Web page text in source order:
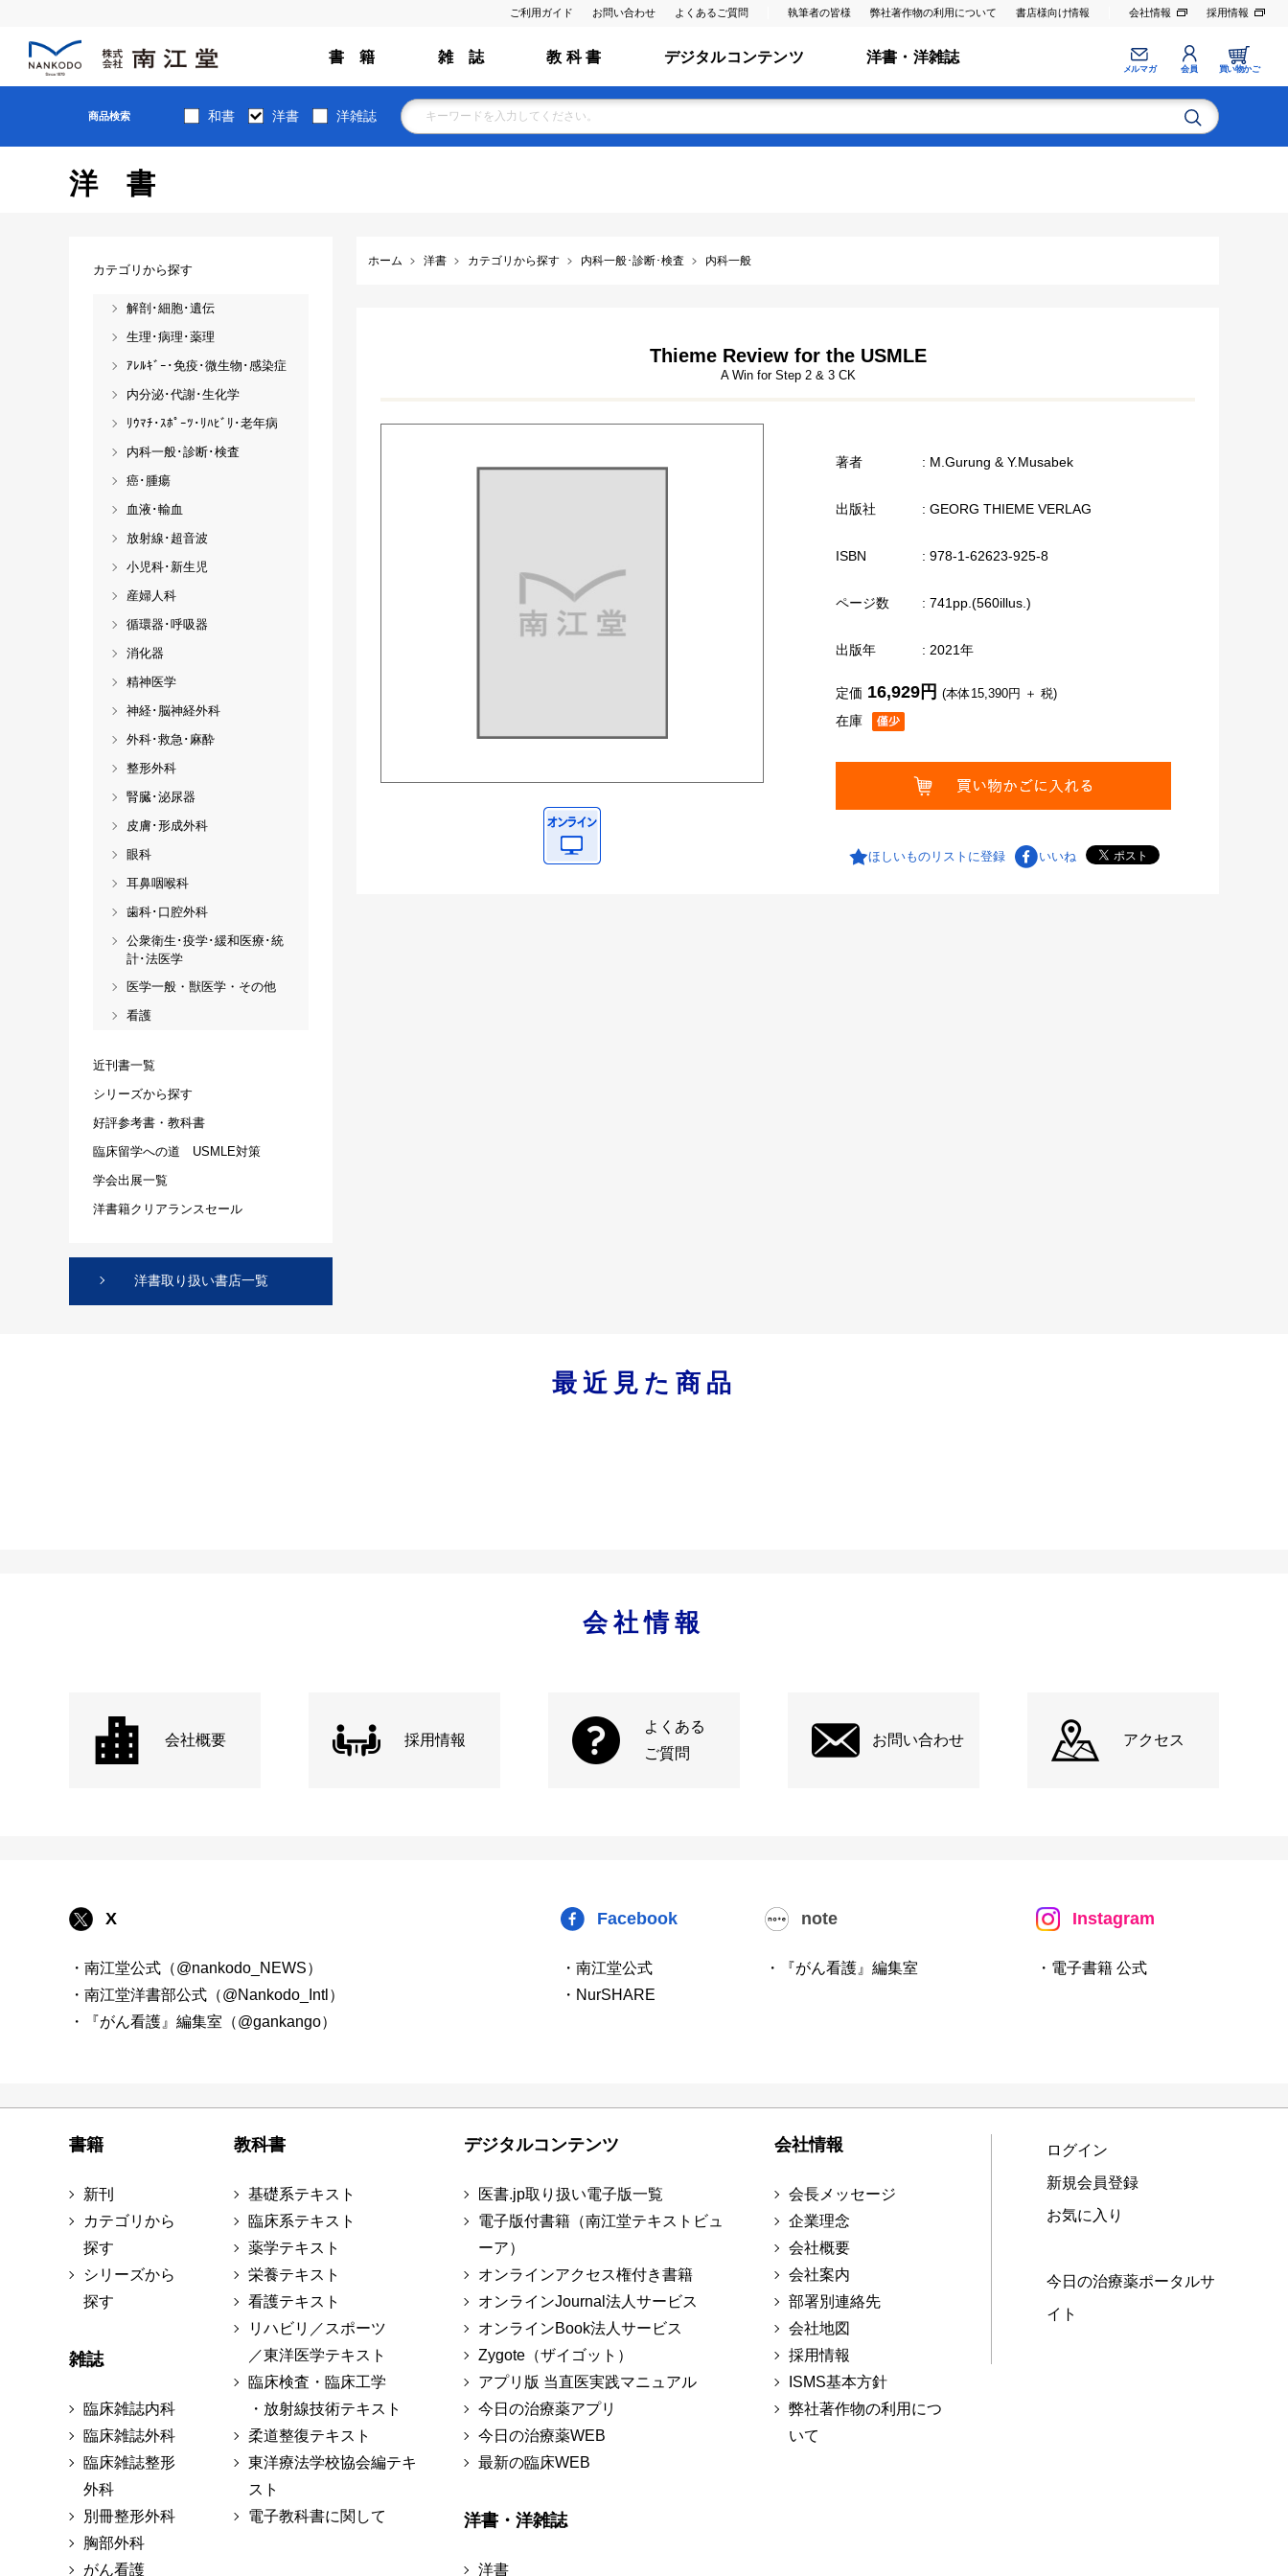
ご利用ガイド お問い合わせ よくあるご質問 執筆者の皆様 弊社著作物の利用について 書店様向け情報 会社情報 採用情報
書 籍 雑 誌 教 科 書 デジタルコンテンツ 洋書・洋雑誌
メルマガ 会員 買い物かご
商品検索 和書 洋書 洋雑誌
洋書
ホーム 洋書 カテゴリから探す 内科一般･診断･検査 内科一般
Thieme Review for the USMLE
A Win for Step 2 & 3 CK
著者 : M.Gurung & Y.Musabek
出版社 : GEORG THIEME VERLAG
ISBN : 978-1-62623-925-8
ページ数 : 741pp.(560illus.)
出版年 : 2021年
在庫
定価 16,929円 (本体15,390円 ＋ 税)
ほしいものリストに登録 いいね
カテゴリから探す
解剖･細胞･遺伝
生理･病理･薬理
ｱﾚﾙｷﾞｰ･免疫･微生物･感染症
内分泌･代謝･生化学
ﾘｳﾏﾁ･ｽﾎﾟｰﾂ･ﾘﾊﾋﾞﾘ･老年病
内科一般･診断･検査
癌･腫瘍
血液･輸血
放射線･超音波
小児科･新生児
産婦人科
循環器･呼吸器
消化器
精神医学
神経･脳神経外科
外科･救急･麻酔
整形外科
腎臓･泌尿器
皮膚･形成外科
眼科
耳鼻咽喉科
歯科･口腔外科
公衆衛生･疫学･緩和医療･統
計･法医学
医学一般・獣医学・その他
看護
近刊書一覧
シリーズから探す
好評参考書・教科書
臨床留学への道 USMLE対策
学会出展一覧
洋書籍クリアランスセール
洋書取り扱い書店一覧
最近見た商品
会社情報
会社概要 採用情報
よくある
ご質問
お問い合わせ アクセス
X
・南江堂公式（@nankodo_NEWS）
・南江堂洋書部公式（@Nankodo_Intl）
・『がん看護』編集室（@gankango）
Facebook
・南江堂公式
・NurSHARE
note
・『がん看護』編集室
Instagram
・電子書籍 公式
書籍
新刊
カテゴリから
探す
シリーズから
探す
雑誌
臨床雑誌内科
臨床雑誌外科
臨床雑誌整形
外科
別冊整形外科
胸部外科
がん看護
教科書
基礎系テキスト
臨床系テキスト
薬学テキスト
栄養テキスト
看護テキスト
リハビリ／スポーツ
／東洋医学テキスト
臨床検査・臨床工学
・放射線技術テキスト
柔道整復テキスト
東洋療法学校協会編テキ
スト
電子教科書に関して
デジタルコンテンツ
医書.jp取り扱い電子版一覧
電子版付書籍（南江堂テキストビュ
ーア）
オンラインアクセス権付き書籍
オンラインJournal法人サービス
オンラインBook法人サービス
Zygote（ザイゴット）
アプリ版 当直医実践マニュアル
今日の治療薬アプリ
今日の治療薬WEB
最新の臨床WEB
洋書・洋雑誌
洋書
会社情報
会長メッセージ
企業理念
会社概要
会社案内
部署別連絡先
会社地図
採用情報
ISMS基本方針
弊社著作物の利用につ
いて
ログイン
新規会員登録
お気に入り
今日の治療薬ポータルサ
イト